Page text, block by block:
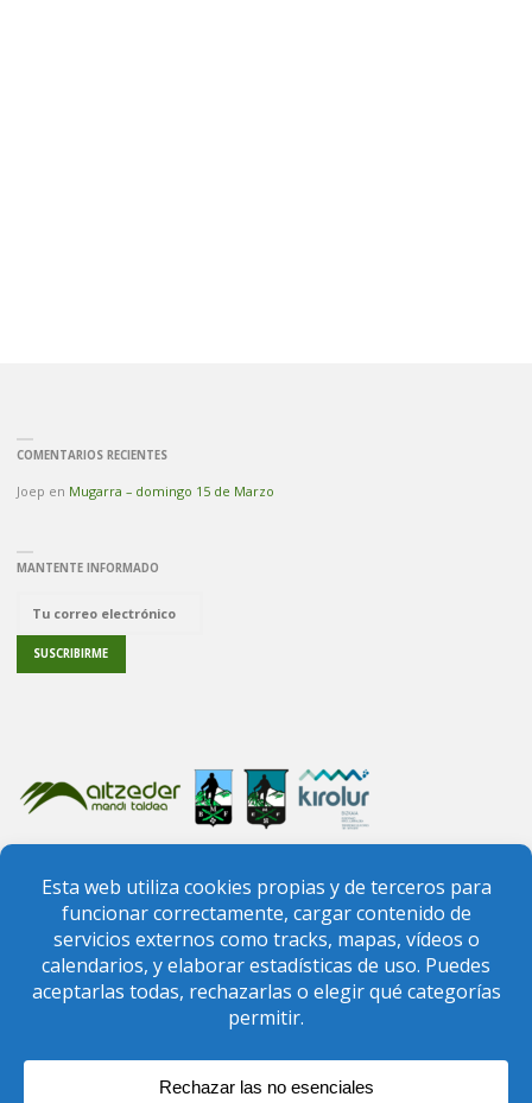
El calendario de salidas y las demás actividades del club
COMENTARIOS RECIENTES
Joep en Mugarra – domingo 15 de Marzo
MANTENTE INFORMADO
PREGUNTAS FRECUENTES
CONTACTO
FEDERACIÓN VIZCAÍNA DE MONTAÑA
FEDERACIÓN VASCA DE MONTAÑA